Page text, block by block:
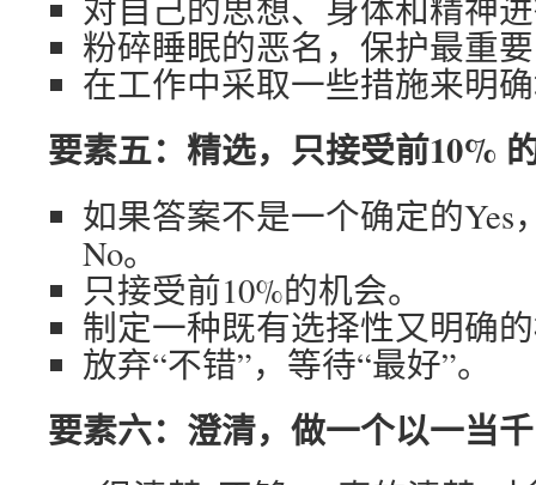
对自己的思想、身体和精神
粉碎睡眠的恶名，保护最重
在工作中采取一些措施来明
要素五：精选，只接受前10%
如果答案不是一个确定的Yes
No。
只接受前10%的机会。
制定一种既有选择性又明确
放弃“不错”，等待“最好”。
要素六：澄清，做一个以一当